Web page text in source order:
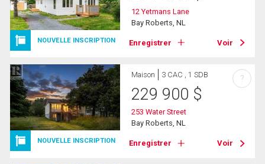
NOUVELLE INSCRIPTION
12 Yetmans Lane
Bay Roberts, NL
Enregistrer Voir
NOUVELLE INSCRIPTION
Maison 3 CAC , 1 SDB
229 900 $
253 Water Street
Bay Roberts, NL
Enregistrer Voir
?